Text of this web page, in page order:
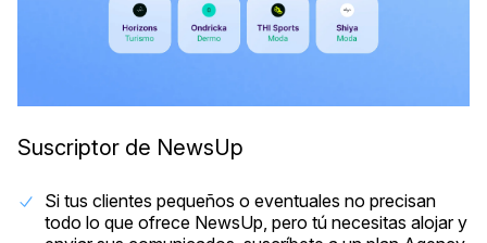
Suscriptor de NewsUp
Si tus clientes pequeños o eventuales no precisan
todo lo que ofrece NewsUp, pero tú necesitas alojar y